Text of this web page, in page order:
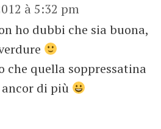
à 5:32 pm
ho dubbi che sia buona,
che quella soppressatina
di più